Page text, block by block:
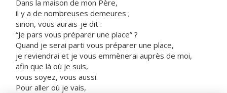
Dans la maison de mon Père,
il y a de nombreuses demeures ;
sinon, vous aurais-je dit :
“Je pars vous préparer une place” ?
Quand je serai parti vous préparer une place,
je reviendrai et je vous emmènerai auprès de moi,
afin que là où je suis,
vous soyez, vous aussi.
Pour aller où je vais,